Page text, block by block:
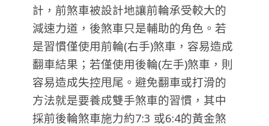
計，前煞車被設計地讓前輪承受較大的
減速力道，後煞車只是輔助的角色。若
是習慣僅使用前輪(右手)煞車，容易造成
翻車結果；若僅使用後輪(左手)煞車，則
容易造成失控甩尾。避免翻車或打滑的
方法就是要養成雙手煞車的習慣，其中
採前後輪煞車施力約7:3 或6:4的黃金煞